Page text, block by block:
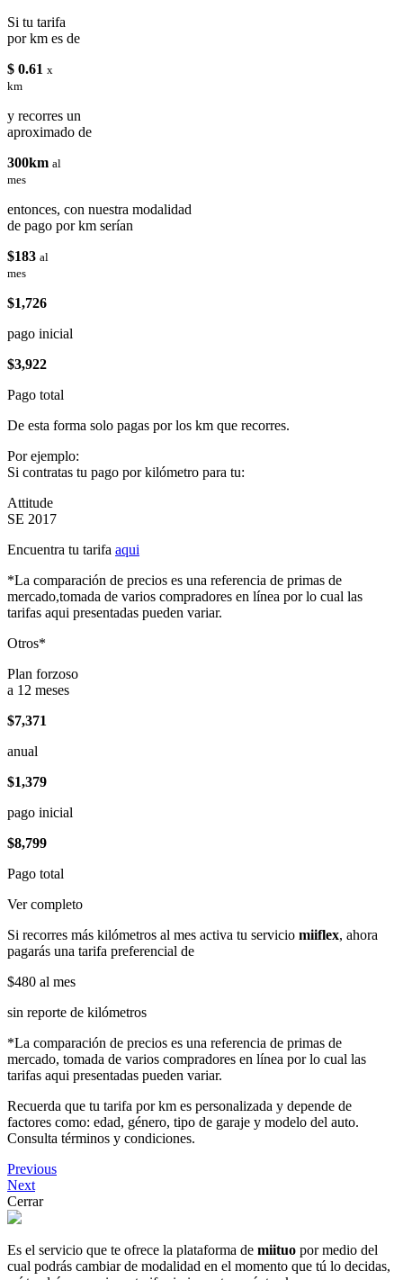
Si tu tarifa
por km es de
$ 0.61 x
km
y recorres un
aproximado de
300km al
mes
entonces, con nuestra modalidad
de pago por km serían
$183 al
mes
$1,726
pago inicial
$3,922
Pago total
De esta forma solo pagas por los km que recorres.
Por ejemplo:
Si contratas tu pago por kilómetro para tu:
Attitude
SE 2017
Encuentra tu tarifa aqui
*La comparación de precios es una referencia de primas de
mercado,tomada de varios compradores en línea por lo cual las
tarifas aqui presentadas pueden variar.
Otros*
Plan forzoso
a 12 meses
$7,371
anual
$1,379
pago inicial
$8,799
Pago total
Ver completo
Si recorres más kilómetros al mes activa tu servicio miiflex, ahora
pagarás una tarifa preferencial de
$480 al mes
sin reporte de kilómetros
*La comparación de precios es una referencia de primas de
mercado, tomada de varios compradores en línea por lo cual las
tarifas aqui presentadas pueden variar.
Recuerda que tu tarifa por km es personalizada y depende de
factores como: edad, género, tipo de garaje y modelo del auto.
Consulta términos y condiciones.
Previous
Next
Cerrar
Es el servicio que te ofrece la plataforma de miituo por medio del
cual podrás cambiar de modalidad en el momento que tú lo decidas,